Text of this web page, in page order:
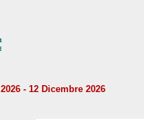
- 12 Dicembre 2026